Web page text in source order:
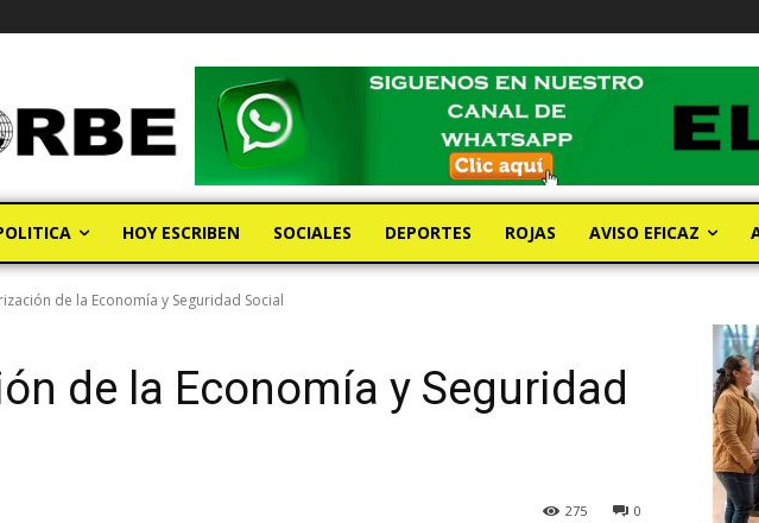
HOY ESCRIBEN SOCIALES DEPORTES ROJAS AVISO EFICAZ
de la Economía y Seguridad Social
de la Economía y Seguridad
0
275